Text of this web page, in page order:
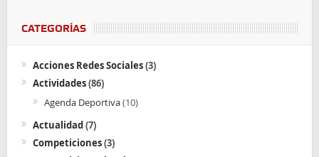
CATEGORÍAS
Acciones Redes Sociales(3)
Actividades(86)
Agenda Deportiva(10)
Actualidad(7)
Competiciones(3)